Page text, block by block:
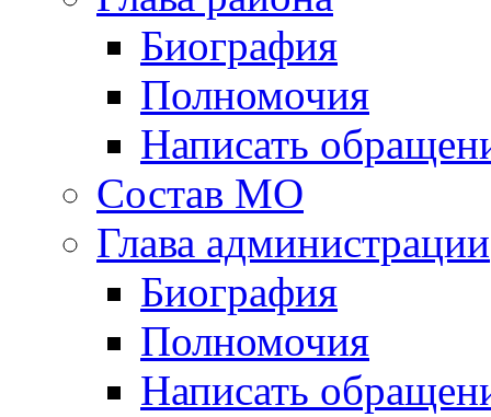
Биография
Полномочия
Написать
Состав МО
Глава администрации
Биография
Полномочия
Написать